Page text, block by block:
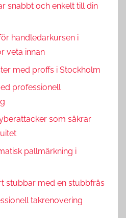
snabbt och enkelt till din
handledarkursen i
veta innan
med proffs i Stockholm
professionell
som säkrar
pallmärkning i
stubbar med en stubbfräs
takrenovering